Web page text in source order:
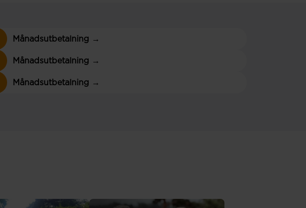
Månadsutbetalning →
Månadsutbetalning →
Månadsutbetalning →